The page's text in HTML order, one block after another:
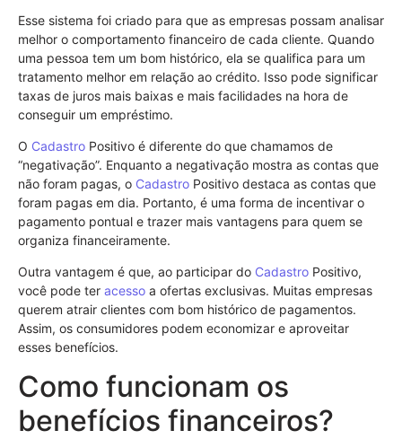
Esse sistema foi criado para que as empresas possam analisar
melhor o comportamento financeiro de cada cliente. Quando
uma pessoa tem um bom histórico, ela se qualifica para um
tratamento melhor em relação ao crédito. Isso pode significar
taxas de juros mais baixas e mais facilidades na hora de
conseguir um empréstimo.
O Cadastro Positivo é diferente do que chamamos de
“negativação”. Enquanto a negativação mostra as contas que
não foram pagas, o Cadastro Positivo destaca as contas que
foram pagas em dia. Portanto, é uma forma de incentivar o
pagamento pontual e trazer mais vantagens para quem se
organiza financeiramente.
Outra vantagem é que, ao participar do Cadastro Positivo,
você pode ter acesso a ofertas exclusivas. Muitas empresas
querem atrair clientes com bom histórico de pagamentos.
Assim, os consumidores podem economizar e aproveitar
esses benefícios.
Como funcionam os
benefícios financeiros?